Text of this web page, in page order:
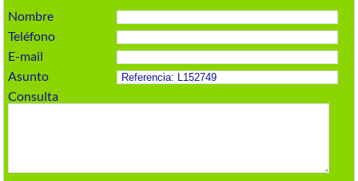
Nombre
Teléfono
E-mail
Asunto
Consulta